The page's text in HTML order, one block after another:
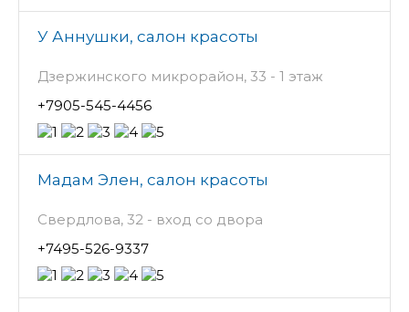
У Аннушки, салон красоты
Дзержинского микрорайон, 33 - 1 этаж
+7905-545-4456
Мадам Элен, салон красоты
Свердлова, 32 - вход со двора
+7495-526-9337